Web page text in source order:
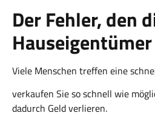
Der Fehler, den
Viele Menschen treffen eine
verkaufen Sie so schnell wie
dadurch Geld verlieren.